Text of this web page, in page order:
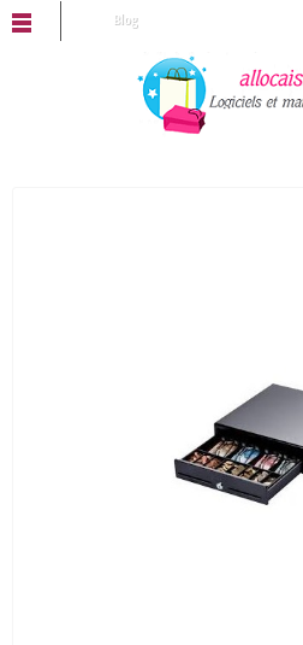
Blog
vous souhaite une bonne